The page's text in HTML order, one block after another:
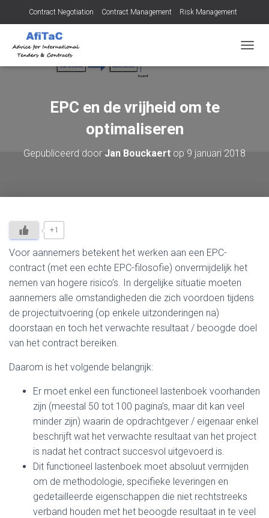
Contract Negotiation Contract Management Risk Management
Tendering for Contracts
O
EPC en de vrijheid om te
optimaliseren
Gepubliceerd door Jan Bouckaert op 9 januari 2018
+1
Voor aannemers betekent het werken aan een EPC-
contract (met een echte EPC-filosofie) onvermijdelijk het
nemen van hogere risico’s. In dergelijke situatie moeten
aannemers alle omstandigheden die zich voordoen tijdens
de projectuitvoering (op enkele uitzonderingen na)
doorstaan en toch het verwachte resultaat / beoogde doel
van het contract bereiken.
Daarom is het volgende belangrijk:
Er moet enkel een functioneel lastenboek voorhanden
zijn (meestal 50 tot 100 pagina’s, maar dit kan veel
minder zijn) waarin de opdrachtgever / eigenaar enkel
beschrijft wat het verwachte resultaat van het project
is nadat het contract succesvol uitgevoerd is.
Dit functioneel lastenboek moet absoluut vermijden
om de methodologie, specifieke leveringen en
gedetailleerde eigenschappen die niet rechtstreeks
verband houden met het beoogde resultaat in te veel